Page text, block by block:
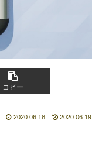
コピー
2020.06.18 2020.06.19